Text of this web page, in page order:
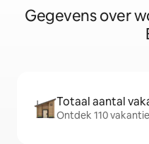
Gegevens over
Totaal aantal
Ontdek 110